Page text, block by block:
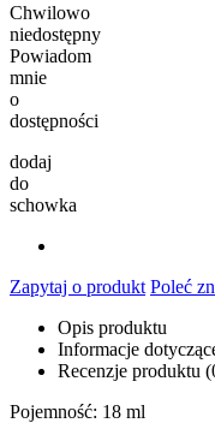
Chwilowo
niedostępny
Powiadom
mnie
o
dostępności
dodaj
do
schowka
Zapytaj o produkt Poleć
Opis produktu
Informacje
Recenzje produktu
Pojemność: 18 ml